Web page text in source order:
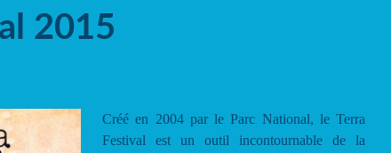
2015
Créé en 2004 par le Parc National, le Terra
Festival est un outil incontournable de la